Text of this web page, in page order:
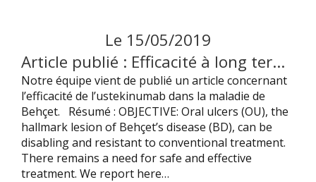
Le 15/05/2019
Article publié : Efficacité à long terme de l’ustekinumab dans la maladie de Behçet.
Notre équipe vient de publié un article concernant
l’efficacité de l’ustekinumab dans la maladie de
Behçet. Résumé : OBJECTIVE: Oral ulcers (OU), the
hallmark lesion of Behçet’s disease (BD), can be
disabling and resistant to conventional treatment.
There remains a need for safe and effective
treatment. We report here…